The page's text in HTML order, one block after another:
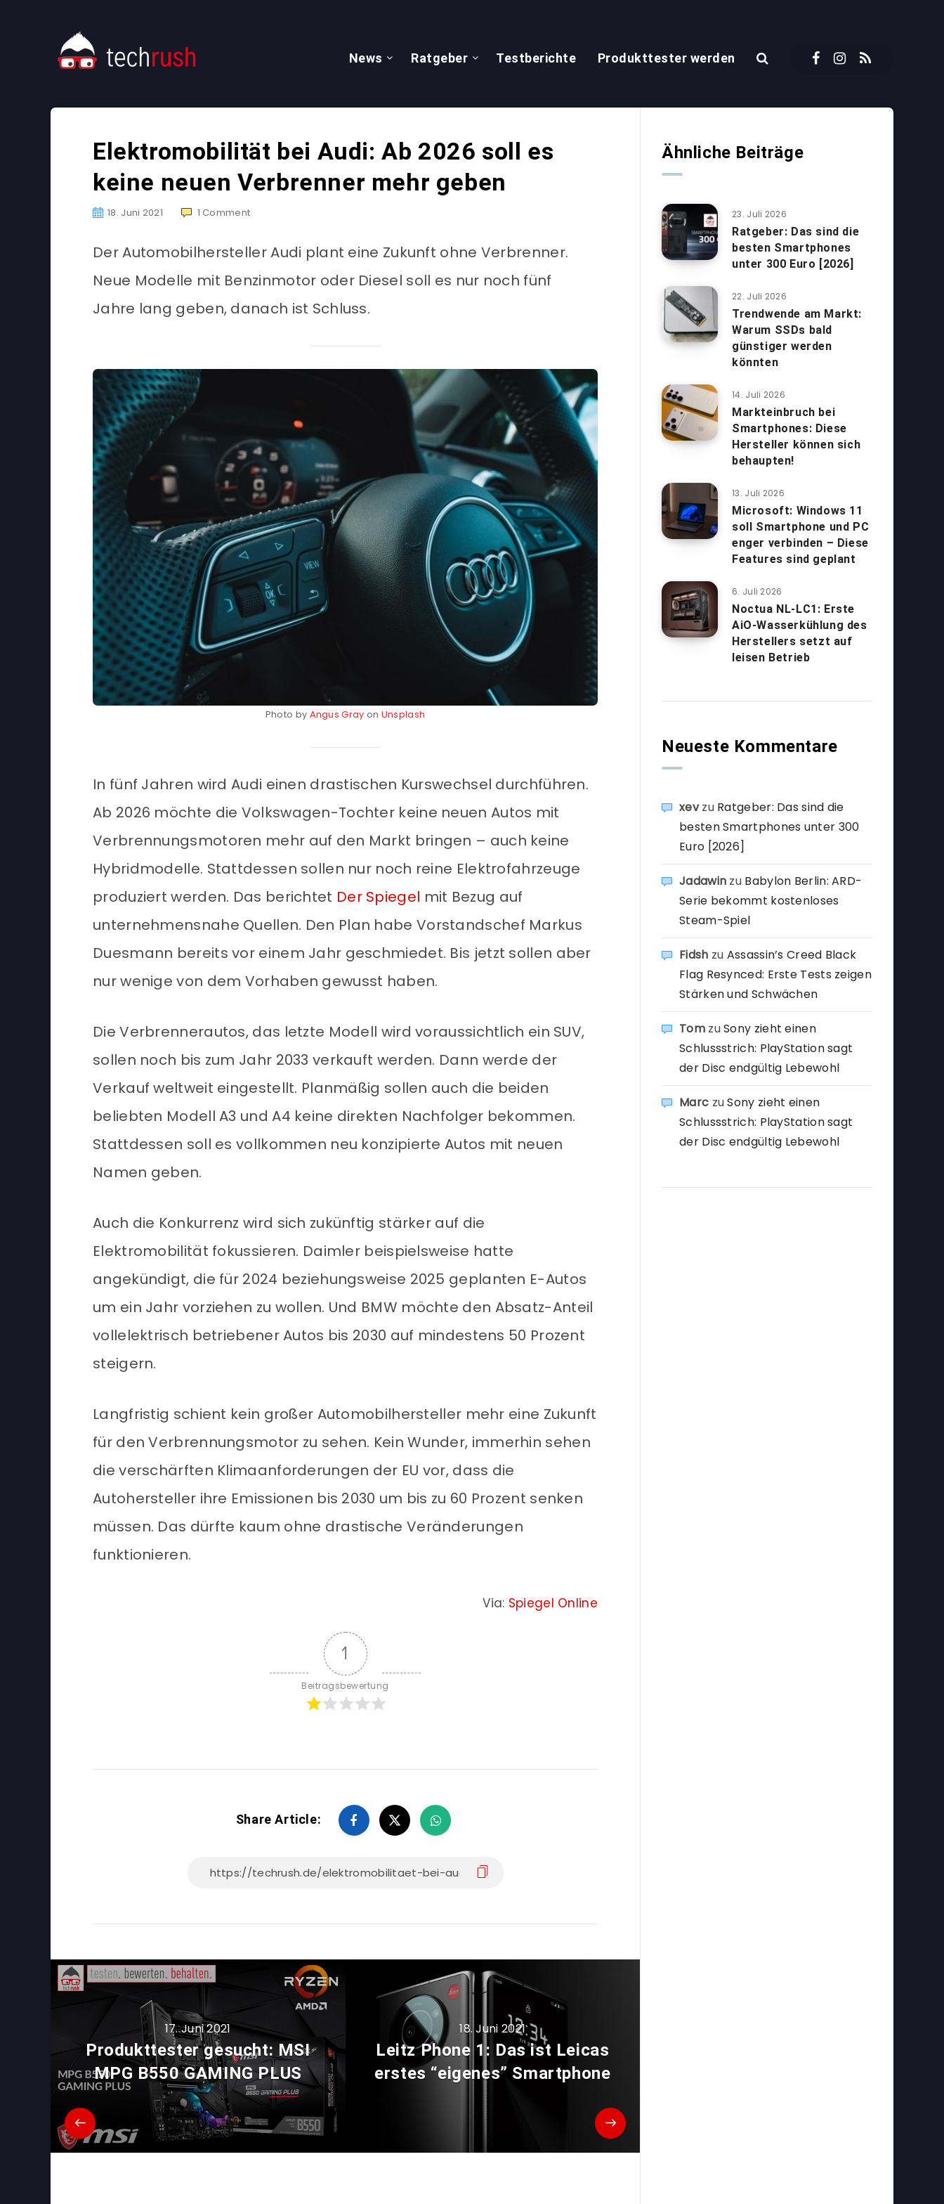
News Ratgeber Testberichte Produkttester werden
Elektromobilität bei Audi: Ab 2026 soll es
keine neuen Verbrenner mehr geben
18. Juni 2021 1 Comment
Der Automobilhersteller Audi plant eine Zukunft ohne Verbrenner.
Neue Modelle mit Benzinmotor oder Diesel soll es nur noch fünf
Jahre lang geben, danach ist Schluss.
Photo by Angus Gray on Unsplash
In fünf Jahren wird Audi einen drastischen Kurswechsel durchführen.
Ab 2026 möchte die Volkswagen-Tochter keine neuen Autos mit
Verbrennungsmotoren mehr auf den Markt bringen – auch keine
Hybridmodelle. Stattdessen sollen nur noch reine Elektrofahrzeuge
produziert werden. Das berichtet Der Spiegel mit Bezug auf
unternehmensnahe Quellen. Den Plan habe Vorstandschef Markus
Duesmann bereits vor einem Jahr geschmiedet. Bis jetzt sollen aber
nur wenige von dem Vorhaben gewusst haben.
Die Verbrennerautos, das letzte Modell wird voraussichtlich ein SUV,
sollen noch bis zum Jahr 2033 verkauft werden. Dann werde der
Verkauf weltweit eingestellt. Planmäßig sollen auch die beiden
beliebten Modell A3 und A4 keine direkten Nachfolger bekommen.
Stattdessen soll es vollkommen neu konzipierte Autos mit neuen
Namen geben.
Auch die Konkurrenz wird sich zukünftig stärker auf die
Elektromobilität fokussieren. Daimler beispielsweise hatte
angekündigt, die für 2024 beziehungsweise 2025 geplanten E-Autos
um ein Jahr vorziehen zu wollen. Und BMW möchte den Absatz-Anteil
vollelektrisch betriebener Autos bis 2030 auf mindestens 50 Prozent
steigern.
Langfristig schient kein großer Automobilhersteller mehr eine Zukunft
für den Verbrennungsmotor zu sehen. Kein Wunder, immerhin sehen
die verschärften Klimaanforderungen der EU vor, dass die
Autohersteller ihre Emissionen bis 2030 um bis zu 60 Prozent senken
müssen. Das dürfte kaum ohne drastische Veränderungen
funktionieren.
Via: Spiegel Online
1
Beitragsbewertung
Share Article:
17. Juni 2021
Produkttester gesucht: MSI
MPG B550 GAMING PLUS
18. Juni 2021
Leitz Phone 1: Das ist Leicas
erstes “eigenes” Smartphone
Ähnliche Beiträge
23. Juli 2026
Ratgeber: Das sind die
besten Smartphones
unter 300 Euro [2026]
22. Juli 2026
Trendwende am Markt:
Warum SSDs bald
günstiger werden
könnten
14. Juli 2026
Markteinbruch bei
Smartphones: Diese
Hersteller können sich
behaupten!
13. Juli 2026
Microsoft: Windows 11
soll Smartphone und PC
enger verbinden – Diese
Features sind geplant
6. Juli 2026
Noctua NL-LC1: Erste
AiO-Wasserkühlung des
Herstellers setzt auf
leisen Betrieb
Neueste Kommentare
xevzu Ratgeber: Das sind die
besten Smartphones unter 300
Euro [2026]
Jadawin zu Babylon Berlin: ARD-
Serie bekommt kostenloses
Steam-Spiel
Fidsh zu Assassin’s Creed Black
Flag Resynced: Erste Tests zeigen
Stärken und Schwächen
TomzuSony zieht einen
Schlussstrich: PlayStation sagt
der Disc endgültig Lebewohl
Marc zuSony zieht einen
Schlussstrich: PlayStation sagt
der Disc endgültig Lebewohl